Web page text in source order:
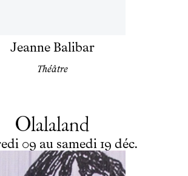
Jeanne Balibar
Théâtre
Olalaland
09 au au
samedi
samedi 19 décembre
déc.